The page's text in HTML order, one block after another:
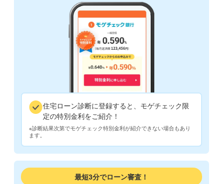
住宅ローン診断に登録すると、モゲチェック限
定の特別金利をご紹介！
※診断結果次第でモゲチェック特別金利が紹介できない場合もあり
ます。
最短3分でローン審査！